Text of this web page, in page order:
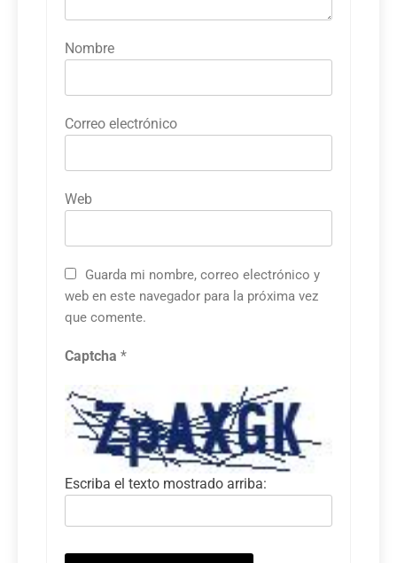
Nombre
Correo electrónico
Web
Guarda mi nombre, correo electrónico y
web en este navegador para la próxima vez
que comente.
Captcha *
Escriba el texto mostrado arriba: